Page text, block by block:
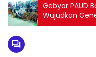
Gebyar PAUD
Wujudkan